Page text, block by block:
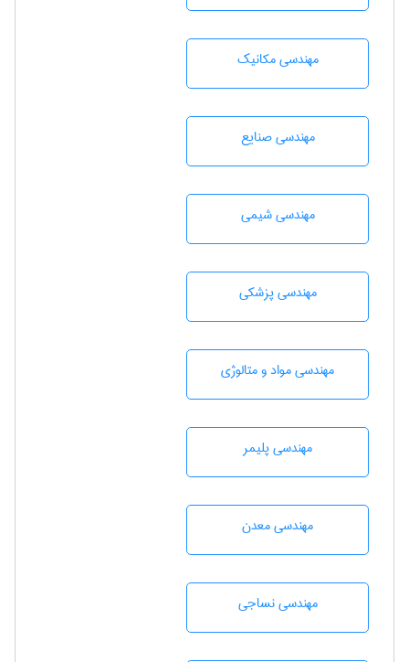
مهندسی مکانیک
مهندسی صنايع
مهندسي شيمی
مهندسی پزشکی
مهندسی مواد و متالوژی
مهندسی پليمر
مهندسی معدن
مهندسي نساجی